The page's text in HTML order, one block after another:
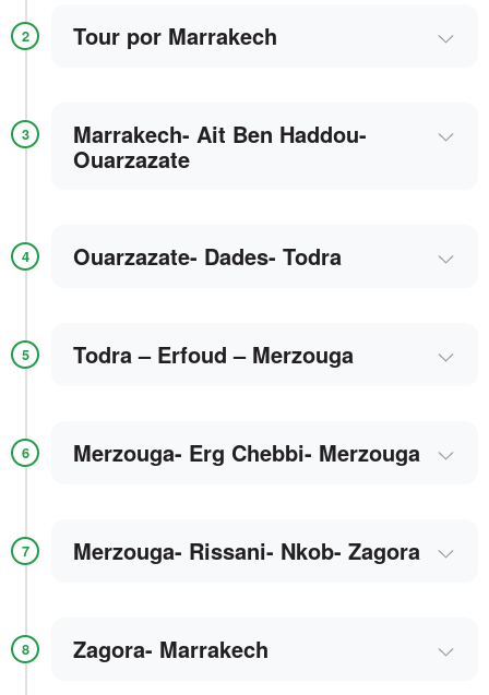
2 Tour por Marrakech
3 Marrakech- Ait Ben Haddou-
Ouarzazate
4 Ouarzazate- Dades- Todra
5 Todra – Erfoud – Merzouga
6 Merzouga- Erg Chebbi- Merzouga
7 Merzouga- Rissani- Nkob- Zagora
8 Zagora- Marrakech